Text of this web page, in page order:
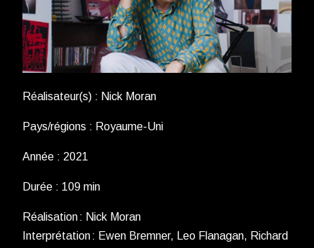
Réalisateur(s) : Nick Moran
Pays/régions : Royaume-Uni
Année : 2021
Durée : 109 min
Réalisation : Nick Moran
Interprétation : Ewen Bremner, Leo Flanagan, Richard